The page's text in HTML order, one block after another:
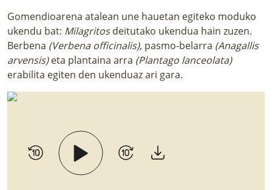
Gomendioarena atalean une hauetan egiteko moduko
ukendu bat: Milagritosdeitutako ukendua hain zuzen.
Berbena (Verbena officinalis), pasmo-belarra (Anagallis
arvensis)eta plantaina arra (Plantago lanceolata)
erabilita egiten den ukenduaz ari gara.